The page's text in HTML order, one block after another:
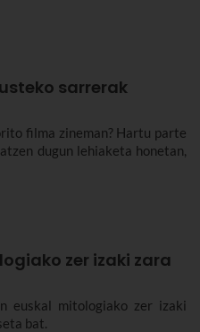
sarrerak
filma zineman? Hartu parte
dugun lehiaketa honetan,
zer izaki zara
euskal mitologiako zer izaki
bat.